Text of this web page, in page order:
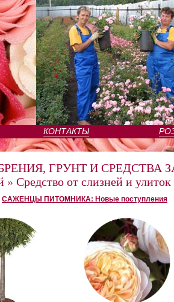
КОНТАКТЫ
ГРУНТ И СРЕДСТВА
» Средство от слизней и улиток
САЖЕНЦЫ ПИТОМНИКА: Новые поступления